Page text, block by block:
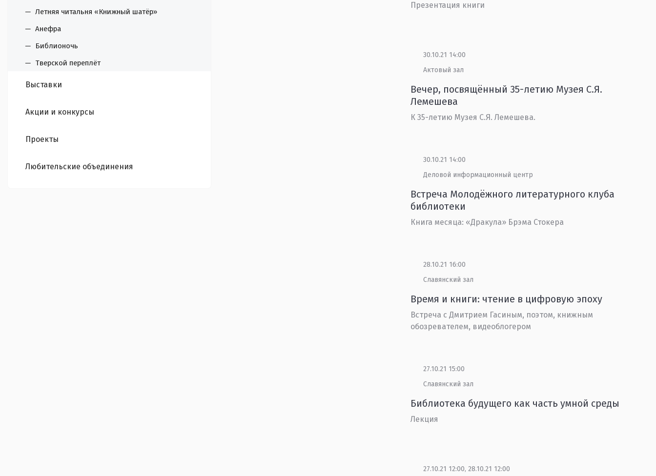
Летняя читальня «Книжный шатёр»
Анефра
Библионочь
Тверской переплёт
Выставки
Акции и конкурсы
Проекты
Любительские объединения
Презентация книги
30.10.21 14:00
Актовый зал
Вечер, посвящённый 35-летию Музея С.Я.
Лемешева
К 35-летию Музея С.Я. Лемешева.
30.10.21 14:00
Деловой информационный центр
Встреча Молодёжного литературного клуба
библиотеки
Книга месяца: «Дракула» Брэма Стокера
28.10.21 16:00
Славянский зал
Время и книги: чтение в цифровую эпоху
Встреча с Дмитрием Гасиным, поэтом, книжным
обозревателем, видеоблогером
27.10.21 15:00
Славянский зал
Библиотека будущего как часть умной среды
Лекция
27.10.21 12:00, 28.10.21 12:00